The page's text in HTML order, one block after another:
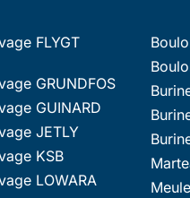
FLYGT
GRUNDFOS
GUINARD
JETLY
KSB
LOWARA